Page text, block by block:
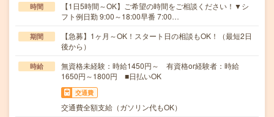
時間
【1日5時間～OK】ご希望の時間をご相談ください！▼シ
フト例日勤 9:00～18:00早番 7:00…
期間
【急募】1ヶ月～OK！スタート日の相談もOK！（最短2日
後から）
時給
無資格未経験：時給1450円～ 有資格or経験者：時給
1650円～1800円 ■日払いOK
交通費
交通費全額支給（ガソリン代もOK）